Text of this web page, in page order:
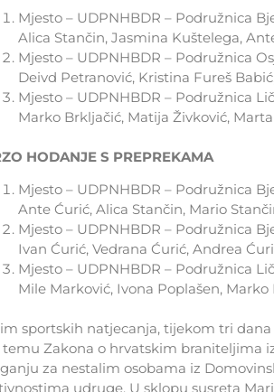
Mjesto – UDPNHBDR – Podružnica
Alica Stančin, Jasmina Kuštelega,
Mjesto – UDPNHBDR – Podružnica
Deivd Petranović, Kristina Fureš
Mjesto – UDPNHBDR – Podružnica
Marko Brkljačić, Matija Živković,
HODANJE S PREPREKAMA
Mjesto – UDPNHBDR – Podružnica
Ante Ćurić, Alica Stančin, Mario
Mjesto – UDPNHBDR – Podružnica
Ivan Ćurić, Vedrana Ćurić, Andrea
Mjesto – UDPNHBDR – Podružnica
Mile Marković, Ivona Poplašen, Marko
sportskih natjecanja, tijekom tri
temu Zakona o hrvatskim braniteljima
za nestalim osobama iz
udruge. U sklopu susreta